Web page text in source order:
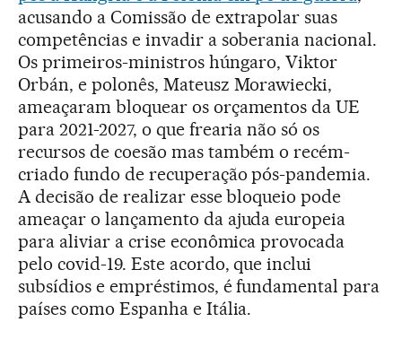
acusando a Comissão de extrapolar suas
competências e invadir a soberania nacional.
Os primeiros-ministros húngaro, Viktor
Orbán, e polonês, Mateusz Morawiecki,
ameaçaram bloquear os orçamentos da UE
para 2021-2027, o que frearia não só os
recursos de coesão mas também o recém-
criado fundo de recuperação pós-pandemia.
A decisão de realizar esse bloqueio pode
ameaçar o lançamento da ajuda europeia
para aliviar a crise econômica provocada
pelo covid-19. Este acordo, que inclui
subsídios e empréstimos, é fundamental para
países como Espanha e Itália.